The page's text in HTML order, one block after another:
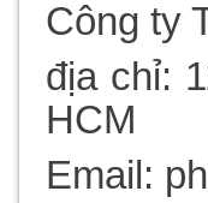
Công ty
địa chỉ:
HCM
Email: